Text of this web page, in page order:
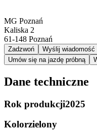
MG Poznań
Kaliska 2
61-148 Poznań
Zadzwoń
Wyślij wiadomość
Umów się na jazdę próbną
Dane techniczne
Rok produkcji2025
Kolorzielony